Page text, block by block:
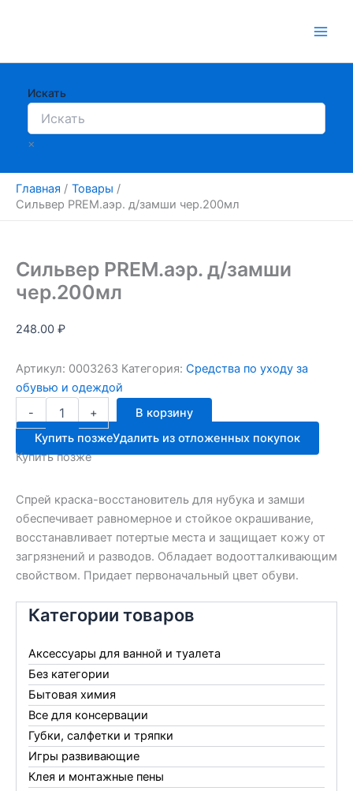
Искать
×
Главная
Товары
Сильвер PREM.аэр. д/замши чер.200мл
Категории товаров
Аксессуары для ванной и туалета
Без категории
Бытовая химия
Все для консервации
Губки, салфетки и тряпки
Игры развивающие
Клея и монтажные пены
Сильвер PREM.аэр. д/замши
чер.200мл
248.00 ₽
Артикул: 0003263 Категория: Средства по уходу за
обувью и одеждой
-
Количество
товара
Сильвер
PREM.аэр.
д/
чер.200мл
+
В корзину
Купить позжеУдалить из отложенных покупок
Купить позже
Спрей краска-восстановитель для нубука и замши
обеспечивает равномерное и стойкое окрашивание,
восстанавливает потертые места и защищает кожу от
загрязнений и разводов. Обладает водоотталкивающим
свойством. Придает первоначальный цвет обуви.